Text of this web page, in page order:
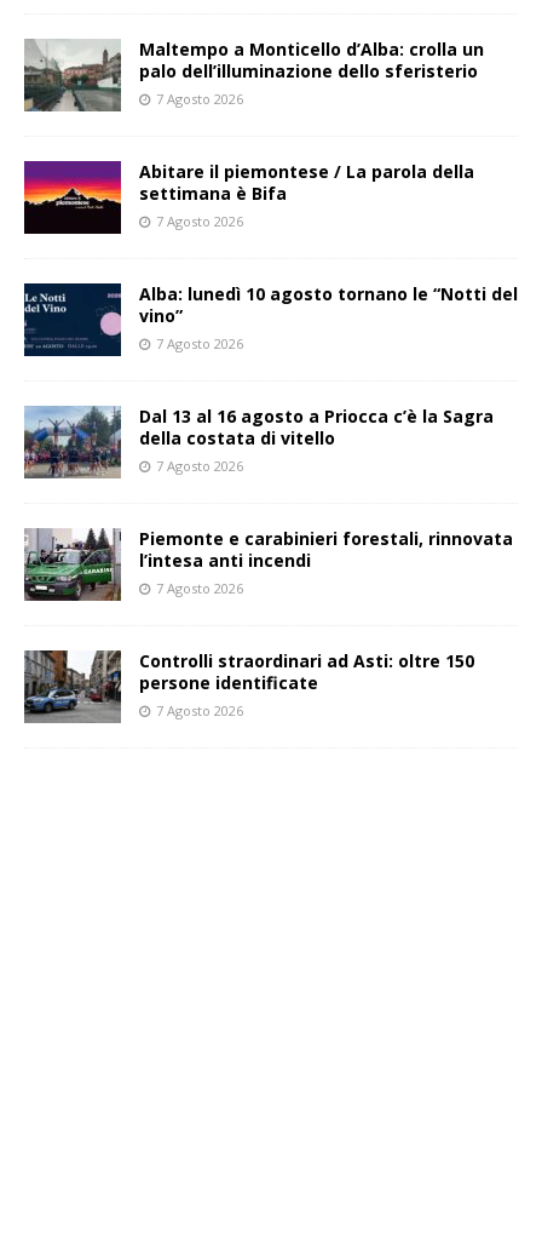
Maltempo a Monticello d’Alba: crolla un
palo dell’illuminazione dello sferisterio
7 Agosto 2026
Abitare il piemontese / La parola della
settimana è Bifa
7 Agosto 2026
Alba: lunedì 10 agosto tornano le “Notti del
vino”
7 Agosto 2026
Dal 13 al 16 agosto a Priocca c’è la Sagra
della costata di vitello
7 Agosto 2026
Piemonte e carabinieri forestali, rinnovata
l’intesa anti incendi
7 Agosto 2026
Controlli straordinari ad Asti: oltre 150
persone identificate
7 Agosto 2026